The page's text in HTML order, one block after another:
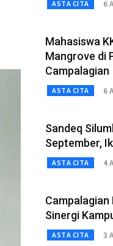
ASTA CITA 6
Mahasiswa
Mangrove di
Campalagian
ASTA CITA 6
Sandeq
September,
ASTA CITA 4
Sinergi
ASTA CITA 3